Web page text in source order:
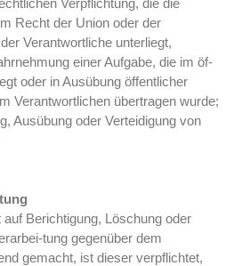
Recht der Union oder der
Verantwortliche unterliegt,
einer Aufgabe, die im öf-
oder in Ausübung öffentlicher
Verantwortlichen übertragen wurde;
Ausübung oder Verteidigung von
Berichtigung, Löschung oder
tung gegenüber dem
gemacht, ist dieser verpflichtet,